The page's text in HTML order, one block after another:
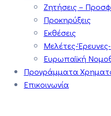
Ζητήσεις –
Προκηρύξεις
Εκθέσεις
Μελέτες-
Ευρωπαϊκή
Προγράμματα
Επικοινωνία